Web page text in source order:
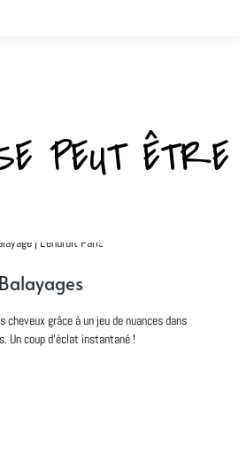
PEUT
Balayages
grâce à un jeu de nuances dans
Un coup d’éclat instantané !